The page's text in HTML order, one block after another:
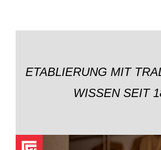
ETABLIERUNG MIT
WISSEN SEIT